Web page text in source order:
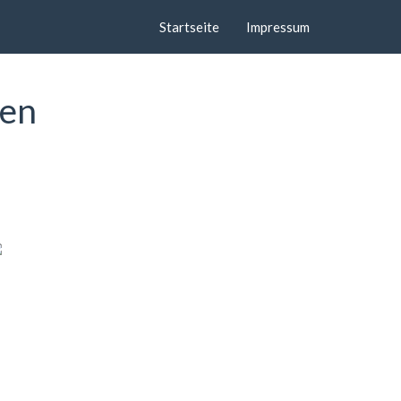
Startseite Impressum